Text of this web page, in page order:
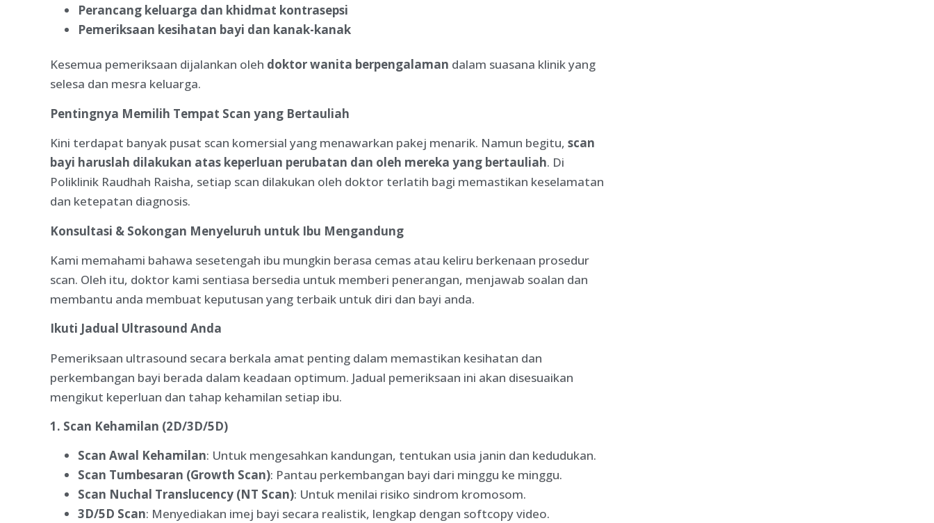
Perancang keluarga dan khidmat kontrasepsi
Pemeriksaan kesihatan bayi dan kanak-kanak
Kesemua pemeriksaan dijalankan oleh doktor wanita berpengalaman dalam suasana klinik yang
selesa dan mesra keluarga.
Pentingnya Memilih Tempat Scan yang Bertauliah
Kini terdapat banyak pusat scan komersial yang menawarkan pakej menarik. Namun begitu, scan
bayi haruslah dilakukan atas keperluan perubatan dan oleh mereka yang bertauliah. Di
Poliklinik Raudhah Raisha, setiap scan dilakukan oleh doktor terlatih bagi memastikan keselamatan
dan ketepatan diagnosis.
Konsultasi & Sokongan Menyeluruh untuk Ibu Mengandung
Kami memahami bahawa sesetengah ibu mungkin berasa cemas atau keliru berkenaan prosedur
scan. Oleh itu, doktor kami sentiasa bersedia untuk memberi penerangan, menjawab soalan dan
membantu anda membuat keputusan yang terbaik untuk diri dan bayi anda.
Ikuti Jadual Ultrasound Anda
Pemeriksaan ultrasound secara berkala amat penting dalam memastikan kesihatan dan
perkembangan bayi berada dalam keadaan optimum. Jadual pemeriksaan ini akan disesuaikan
mengikut keperluan dan tahap kehamilan setiap ibu.
1. Scan Kehamilan (2D/3D/5D)
Scan Awal Kehamilan: Untuk mengesahkan kandungan, tentukan usia janin dan kedudukan.
Scan Tumbesaran (Growth Scan): Pantau perkembangan bayi dari minggu ke minggu.
Scan Nuchal Translucency (NT Scan): Untuk menilai risiko sindrom kromosom.
3D/5D Scan: Menyediakan imej bayi secara realistik, lengkap dengan softcopy video.